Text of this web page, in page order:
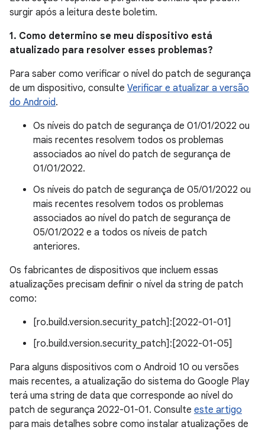
surgir após a leitura deste boletim.
1. Como determino se meu dispositivo está
atualizado para resolver esses problemas?
Para saber como verificar o nível do patch de segurança
de um dispositivo, consulte Verificar e atualizar a versão
do Android.
Os níveis do patch de segurança de 01/01/2022 ou
mais recentes resolvem todos os problemas
associados ao nível do patch de segurança de
01/01/2022.
Os níveis do patch de segurança de 05/01/2022 ou
mais recentes resolvem todos os problemas
associados ao nível do patch de segurança de
05/01/2022 e a todos os níveis de patch
anteriores.
Os fabricantes de dispositivos que incluem essas
atualizações precisam definir o nível da string de patch
como:
[ro.build.version.security_patch]:[2022-01-01]
[ro.build.version.security_patch]:[2022-01-05]
Para alguns dispositivos com o Android 10 ou versões
mais recentes, a atualização do sistema do Google Play
terá uma string de data que corresponde ao nível do
patch de segurança 2022-01-01. Consulte este artigo
para mais detalhes sobre como instalar atualizações de